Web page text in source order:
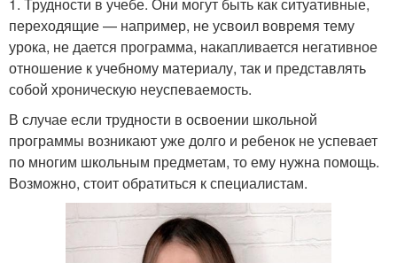
переходящие — например, не усвоил вовремя тему
урока, не дается программа, накапливается негативное
отношение к учебному материалу, так и представлять
собой хроническую неуспеваемость.
В случае если трудности в освоении школьной
программы возникают уже долго и ребенок не успевает
по многим школьным предметам, то ему нужна помощь.
Возможно, стоит обратиться к специалистам.